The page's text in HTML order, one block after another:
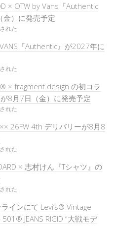
× OTW by Vans『Authentic
）に発売予定
れた
『Authentic』が2027年に
れた
× fragment design の初コラ
8月7日（金）に発売予定
れた
26FW 4th デリバリーが8月8
れた
× 志村けん『Tシャツ』の
れた
インにて Levi’s® Vintage
JEANS RIGID “大戦モデ